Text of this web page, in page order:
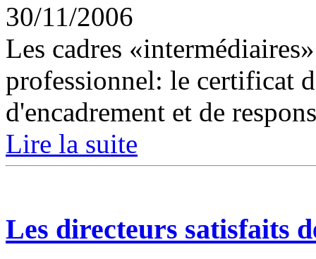
30/11/2006
Les cadres
professionnel: le certificat
d'encadrement et de
Lire la suite
Les directeurs satisfaits